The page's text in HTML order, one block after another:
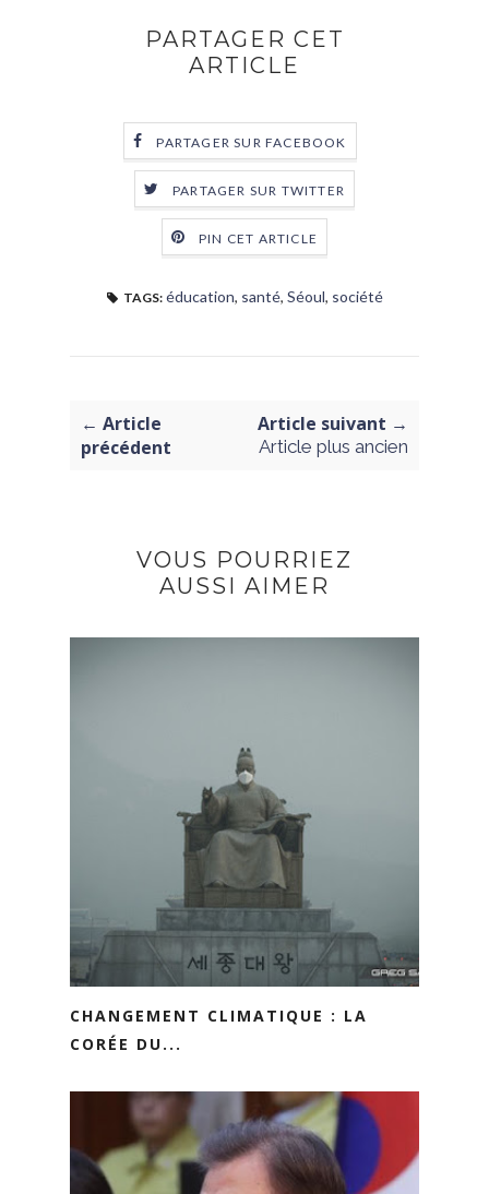
PARTAGER CET
ARTICLE
PARTAGER SUR FACEBOOK
PARTAGER SUR TWITTER
PIN CET ARTICLE
TAGS: éducation, santé, Séoul, société
← Article
précédent
Article suivant →
Article plus ancien
VOUS POURRIEZ
AUSSI AIMER
CHANGEMENT CLIMATIQUE : LA
CORÉE DU...